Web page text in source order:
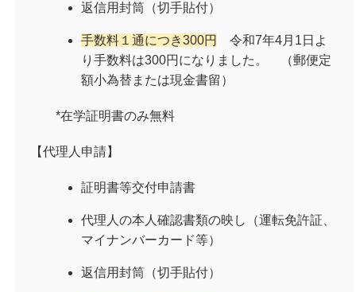
返信用封筒（切手貼付）
手数料１通につき300円
令和7年4月1日よ
り手数料は300円になりました。 （郵便定
額小為替または現金書留）
*在学証明書のみ無料
【代理人申請】
証明書等交付申請書
代理人の本人確認書類の映し（運転免許証、
マイナンバーカード等）
返信用封筒（切手貼付）